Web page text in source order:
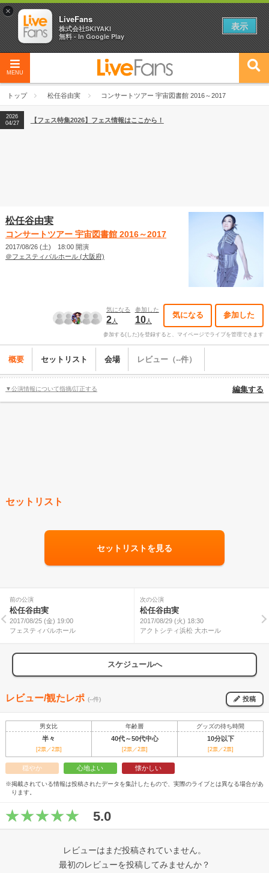
MENU
トップ 松任谷由実 コンサートツアー 宇宙図書館 2016～2017
2026
04/27
2026
【ライブ動員ランキング】2026年上半期編発表！
2026
04/27
【フェス特集2026】フェス情報はここから！
松任谷由実
コンサートツアー 宇宙図書館 2016～2017
2017/08/26 (土) 18:00 開演
＠フェスティバルホール (大阪府)
気になる
2人
参加した
10人
気になる 参加した
参加する(した)を登録すると、マイページでライブを管理できます
概要 セットリスト 会場 レビュー（--件）
▼公演情報について指摘/訂正する 編集する
セットリスト
セットリストを見る
前の公演
松任谷由実
2017/08/25 (金) 19:00
フェスティバルホール
次の公演
松任谷由実
2017/08/29 (火) 18:30
アクトシティ浜松 大ホール
スケジュールへ
レビュー/観たレポ (--件) 投稿
男女比 年齢層 グッズの待ち時間
半々 40代～50代中心 10分以下
[2票／2票] [2票／2票] [2票／2票]
穏やか 心地よい 懐かしい
※掲載されている情報は投稿されたデータを集計したもので、実際のライブとは異なる場合があ
ります。
5.0
レビューはまだ投稿されていません。
最初のレビューを投稿してみませんか？
×
LiveFans
株式会社SKIYAKI
無料 - In Google Play
表示